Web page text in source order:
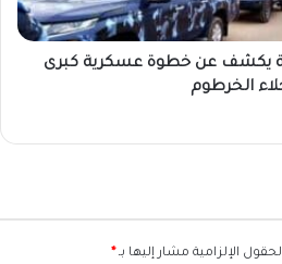
يكشف عن خطوة عسكرية كبرى
الخرطوم
الإلزامية مشار إليها بـ*